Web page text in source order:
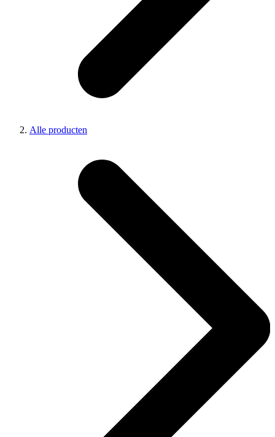
Alle producten